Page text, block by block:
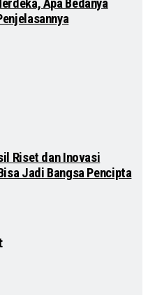
Apa Bedanya
Riset dan Inovasi
Jadi Bangsa Pencipta